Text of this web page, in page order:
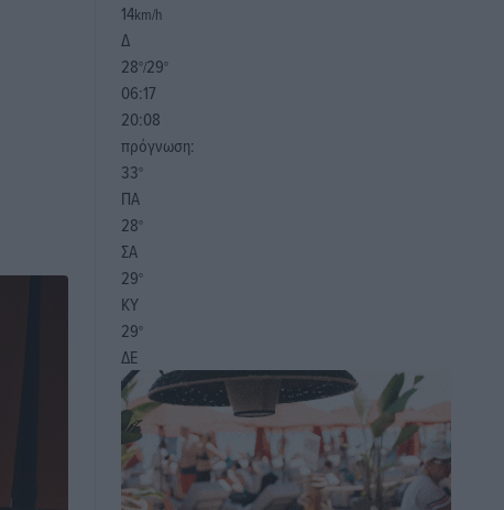
14km/h
Δ
28°/29°
06:17
20:08
πρόγνωση:
33°
ΠΑ
28°
ΣΑ
29°
ΚΥ
29°
ΔΕ